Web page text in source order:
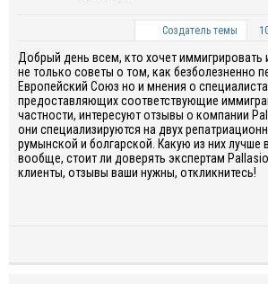
Создатель темы
Добрый день всем, кто хочет иммигрировать
не только советы о том, как безболезненно
Европейский Союз но и мнения о
предоставляющих соответствующие
частности, интересуют отзывы о компании
они специализируются на двух
румынской и болгарской. Какую из них лучше
вообще, стоит ли доверять экспертам
клиенты, отзывы ваши нужны, откликнитесь!